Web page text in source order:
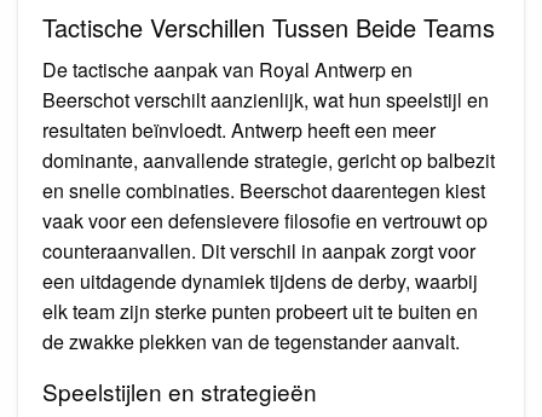
Tactische Verschillen Tussen Beide Teams
De tactische aanpak van Royal Antwerp en
Beerschot verschilt aanzienlijk, wat hun speelstijl en
resultaten beïnvloedt. Antwerp heeft een meer
dominante, aanvallende strategie, gericht op balbezit
en snelle combinaties. Beerschot daarentegen kiest
vaak voor een defensievere filosofie en vertrouwt op
counteraanvallen. Dit verschil in aanpak zorgt voor
een uitdagende dynamiek tijdens de derby, waarbij
elk team zijn sterke punten probeert uit te buiten en
de zwakke plekken van de tegenstander aanvalt.
Speelstijlen en strategieën